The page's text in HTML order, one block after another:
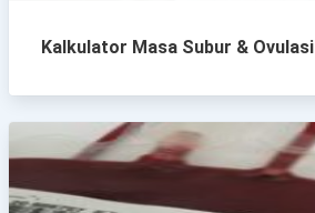
Kalkulator Masa Subur & Ovulasi